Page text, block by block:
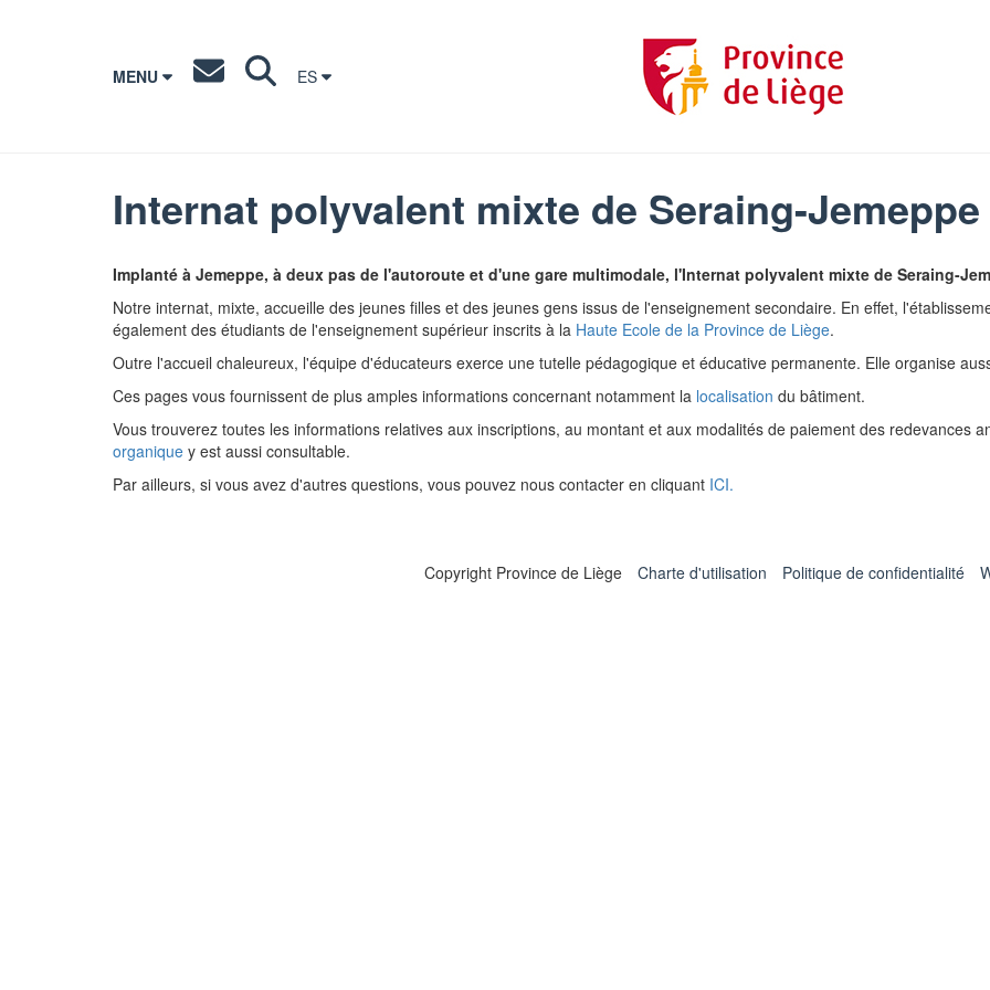
MENU ES
Internat polyvalent mixte de Seraing-Jemeppe
Implanté à Jemeppe, à deux pas de l'autoroute et d'une gare multimodale, l'Internat polyvalent mixte de Seraing-
Notre internat, mixte, accueille des jeunes filles et des jeunes gens issus de l'enseignement secondaire. En effet,
également des étudiants de l'enseignement supérieur inscrits à la Haute Ecole de la Province de Liège.
Outre l'accueil chaleureux, l'équipe d'éducateurs exerce une tutelle pédagogique et éducative permanente. Elle organise
Ces pages vous fournissent de plus amples informations concernant notamment la localisation du bâtiment.
Vous trouverez toutes les informations relatives aux inscriptions, au montant et aux modalités de paiement des redevances
organique y est aussi consultable.
Par ailleurs, si vous avez d'autres questions, vous pouvez nous contacter en cliquant ICI.
Copyright Province de Liège Charte d'utilisation Politique de confidentialité